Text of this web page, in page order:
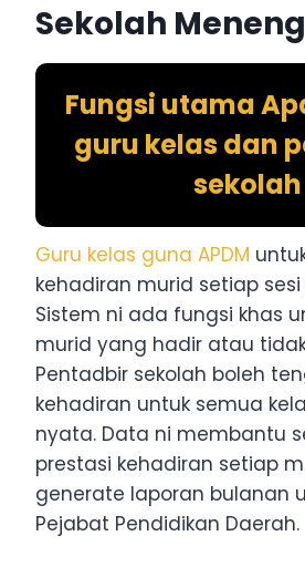
Sekolah
Fungsi utama
guru kelas dan
sekolah
Guru kelas guna APDM
kehadiran murid setiap
Sistem ni ada fungsi khas
murid yang hadir atau
Pentadbir sekolah boleh
kehadiran untuk semua
nyata. Data ni membantu
prestasi kehadiran setiap
generate laporan bulanan
Pejabat Pendidikan Daerah.